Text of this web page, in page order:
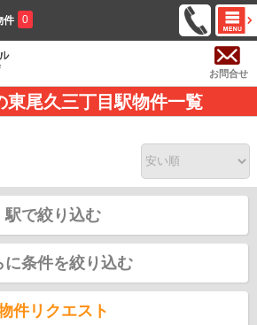
件 0
お問合せ
東尾久三丁目駅物件一覧
駅で絞り込む
に条件を絞り込む
件リクエスト